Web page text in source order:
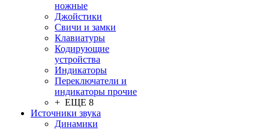
ножные
Джойстики
Свичи и замки
Клавиатуры
Кодирующие
устройства
Индикаторы
Переключатели и
индикаторы прочие
+ ЕЩЕ 8
Источники звука
Динамики